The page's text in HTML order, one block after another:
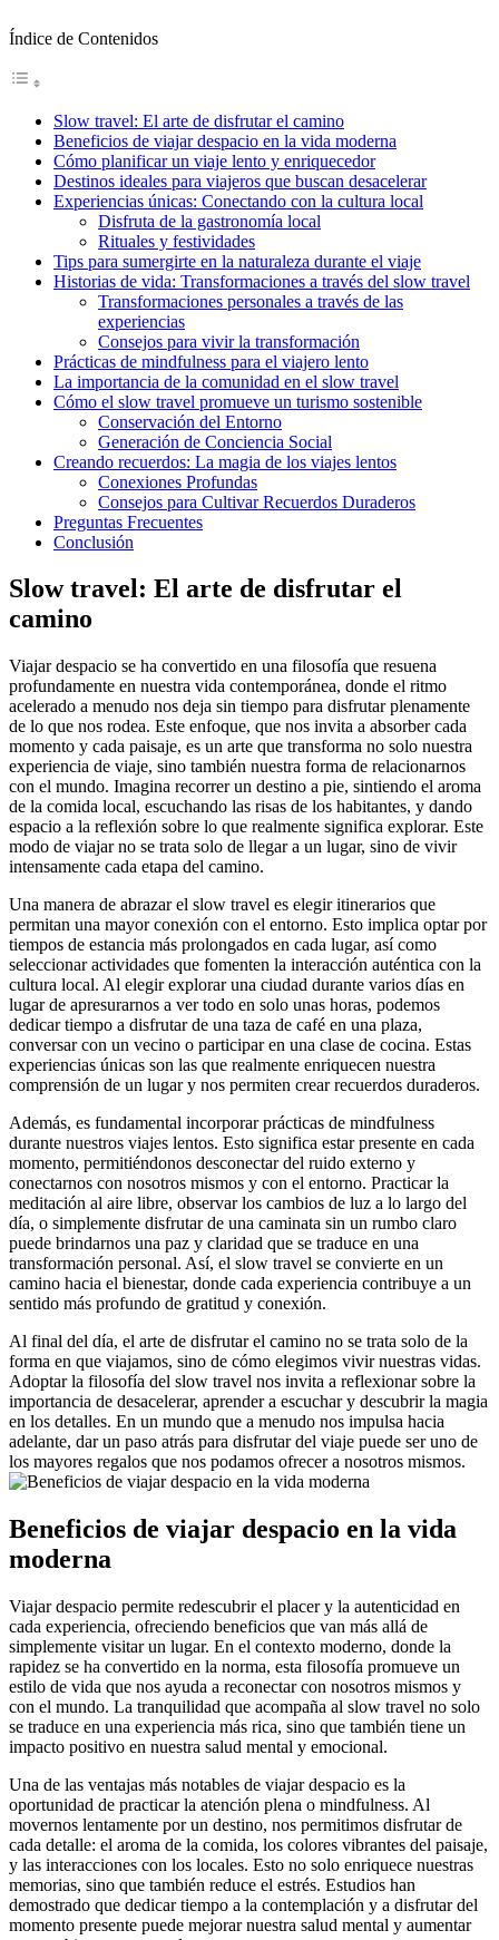
Índice de Contenidos
Slow travel: El arte de disfrutar el camino
Beneficios de viajar despacio en la vida moderna
Cómo planificar un viaje lento y enriquecedor
Destinos ideales para viajeros que buscan desacelerar
Experiencias únicas: Conectando con la cultura local
Disfruta de la gastronomía local
Rituales y festividades
Tips para sumergirte en la naturaleza durante el viaje
Historias de vida: Transformaciones a través del slow travel
Transformaciones personales a través de las
experiencias
Consejos para vivir la transformación
Prácticas de mindfulness para el viajero lento
La importancia de la comunidad en el slow travel
Cómo el slow travel promueve un turismo sostenible
Conservación del Entorno
Generación de Conciencia Social
Creando recuerdos: La magia de los viajes lentos
Conexiones Profundas
Consejos para Cultivar Recuerdos Duraderos
Preguntas Frecuentes
Conclusión
Slow travel: El arte de disfrutar el
camino
Viajar despacio se ha convertido en una filosofía que resuena
profundamente en nuestra vida contemporánea, donde el ritmo
acelerado a menudo nos deja sin tiempo para disfrutar plenamente
de lo que nos rodea. Este enfoque, que nos invita a absorber cada
momento y cada paisaje, es un arte que transforma no solo nuestra
experiencia de viaje, sino también nuestra forma de relacionarnos
con el mundo. Imagina recorrer un destino a pie, sintiendo el aroma
de la comida local, escuchando las risas de los habitantes, y dando
espacio a la reflexión sobre lo que realmente significa explorar. Este
modo de viajar no se trata solo de llegar a un lugar, sino de vivir
intensamente cada etapa del camino.
Una manera de abrazar el slow travel es elegir itinerarios que
permitan una mayor conexión con el entorno. Esto implica optar por
tiempos de estancia más prolongados en cada lugar, así como
seleccionar actividades que fomenten la interacción auténtica con la
cultura local. Al elegir explorar una ciudad durante varios días en
lugar de apresurarnos a ver todo en solo unas horas, podemos
dedicar tiempo a disfrutar de una taza de café en una plaza,
conversar con un vecino o participar en una clase de cocina. Estas
experiencias únicas son las que realmente enriquecen nuestra
comprensión de un lugar y nos permiten crear recuerdos duraderos.
Además, es fundamental incorporar prácticas de mindfulness
durante nuestros viajes lentos. Esto significa estar presente en cada
momento, permitiéndonos desconectar del ruido externo y
conectarnos con nosotros mismos y con el entorno. Practicar la
meditación al aire libre, observar los cambios de luz a lo largo del
día, o simplemente disfrutar de una caminata sin un rumbo claro
puede brindarnos una paz y claridad que se traduce en una
transformación personal. Así, el slow travel se convierte en un
camino hacia el bienestar, donde cada experiencia contribuye a un
sentido más profundo de gratitud y conexión.
Al final del día, el arte de disfrutar el camino no se trata solo de la
forma en que viajamos, sino de cómo elegimos vivir nuestras vidas.
Adoptar la filosofía del slow travel nos invita a reflexionar sobre la
importancia de desacelerar, aprender a escuchar y descubrir la magia
en los detalles. En un mundo que a menudo nos impulsa hacia
adelante, dar un paso atrás para disfrutar del viaje puede ser uno de
los mayores regalos que nos podamos ofrecer a nosotros mismos.
Beneficios de viajar despacio en la vida
moderna
Viajar despacio permite redescubrir el placer y la autenticidad en
cada experiencia, ofreciendo beneficios que van más allá de
simplemente visitar un lugar. En el contexto moderno, donde la
rapidez se ha convertido en la norma, esta filosofía promueve un
estilo de vida que nos ayuda a reconectar con nosotros mismos y
con el mundo. La tranquilidad que acompaña al slow travel no solo
se traduce en una experiencia más rica, sino que también tiene un
impacto positivo en nuestra salud mental y emocional.
Una de las ventajas más notables de viajar despacio es la
oportunidad de practicar la atención plena o mindfulness. Al
movernos lentamente por un destino, nos permitimos disfrutar de
cada detalle: el aroma de la comida, los colores vibrantes del paisaje,
y las interacciones con los locales. Esto no solo enriquece nuestras
memorias, sino que también reduce el estrés. Estudios han
demostrado que dedicar tiempo a la contemplación y a disfrutar del
momento presente puede mejorar nuestra salud mental y aumentar